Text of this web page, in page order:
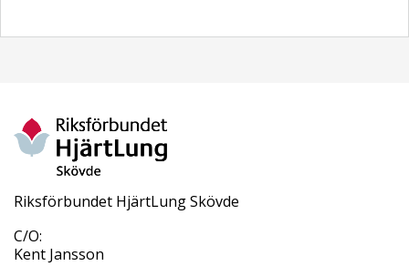
Riksförbundet HjärtLung Skövde
C/O:
Kent Jansson